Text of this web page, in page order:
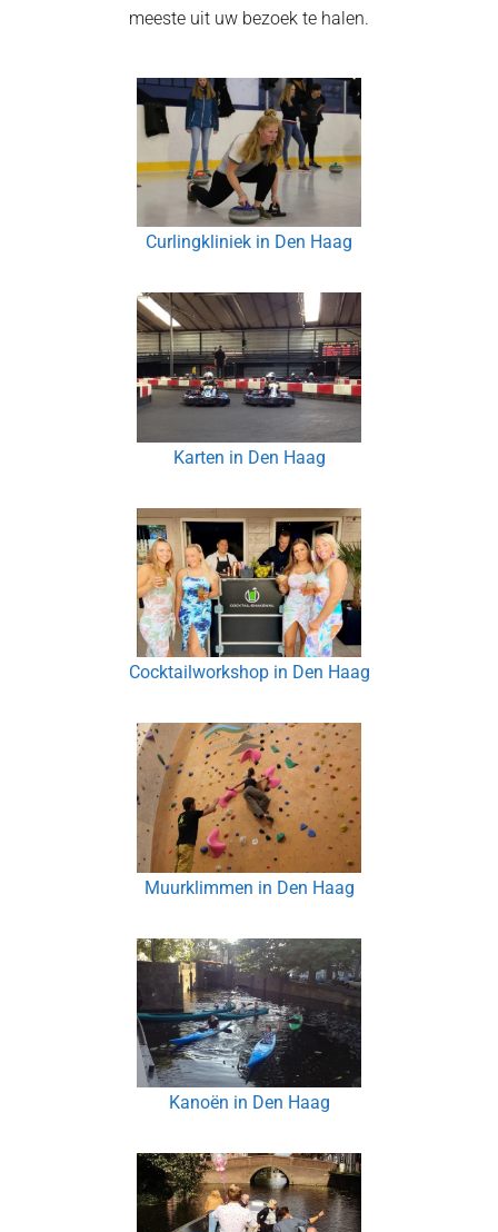
meeste uit uw bezoek te halen.
Curlingkliniek in Den Haag
Karten in Den Haag
Cocktailworkshop in Den Haag
Muurklimmen in Den Haag
Kanoën in Den Haag